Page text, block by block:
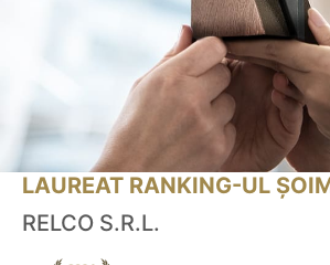
LAUREAT RANKING-UL
RELCO S.R.L.